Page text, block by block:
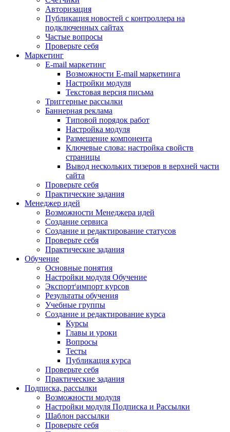
Авторизация
Публикация новостей с контроллера на
подключенных сайтах
Частые вопросы
Проверьте себя
Маркетинг
E-mail маркетинг
Возможности E-mail маркетинга
Настройки модуля
Текстовая версия письма
Триггерные рассылки
Баннерная реклама
Типовой порядок работ
Настройка модуля
Размещение компонента
Ключевые слова: настройка свойств
страницы
Вывод нескольких тизеров в верхней части
сайта
Проверьте себя
Практические задания
Менеджер идей
Возможности Менеджера идей
Создание сервиса
Создание и редактирование статусов
Проверьте себя
Практические задания
Обучение
Основные понятия
Настройки модуля Обучение
Экспорт\импорт курсов
Результаты обучения
Учебные группы
Создание и редактирование курса
Курсы
Главы и уроки
Вопросы
Тесты
Публикация курса
Проверьте себя
Практические задания
Подписка, рассылки
Возможности модуля
Настройки модуля Подписка и Рассылки
Шаблон рассылки
Проверьте себя